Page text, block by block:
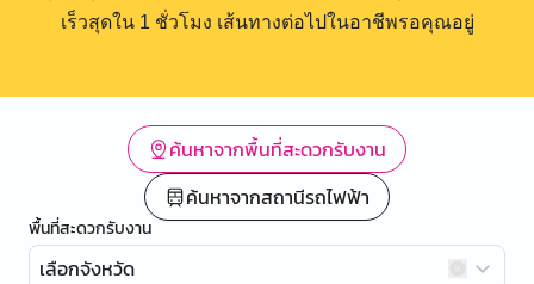
เร็วสุดใน 1 ชั่วโมง เส้นทางต่อไปในอาชีพรอคุณอยู่
ค้นหาจากพื้นที่สะดวกรับงาน
ค้นหาจากสถานีรถไฟฟ้า
พื้นที่สะดวกรับงาน
เลือกจังหวัด